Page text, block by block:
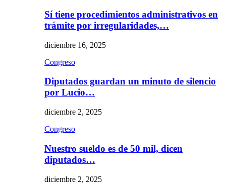
Sí tiene procedimientos administrativos en
trámite por irregularidades,…
diciembre 16, 2025
Congreso
Diputados guardan un minuto de silencio
por Lucio…
diciembre 2, 2025
Congreso
Nuestro sueldo es de 50 mil, dicen
diputados…
diciembre 2, 2025